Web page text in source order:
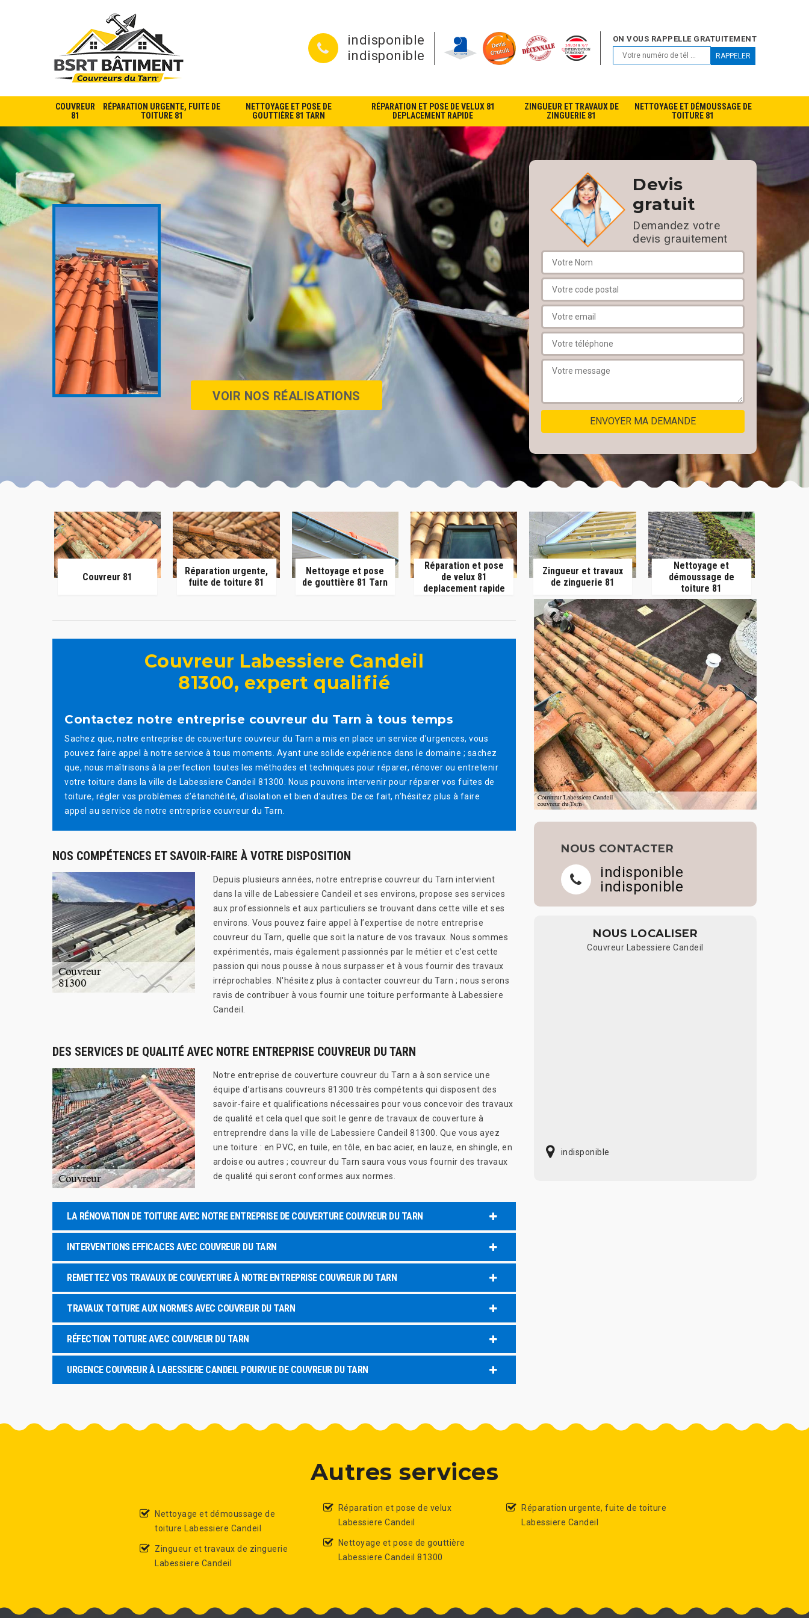
indisponible
indisponible
ON VOUS RAPPELLE GRATUITEMENT
COUVREUR
81
RÉPARATION URGENTE, FUITE DE
TOITURE 81
NETTOYAGE ET POSE DE
GOUTTIÈRE 81 TARN
RÉPARATION ET POSE DE VELUX 81
DEPLACEMENT RAPIDE
ZINGUEUR ET TRAVAUX DE
ZINGUERIE 81
NETTOYAGE ET DÉMOUSSAGE DE
TOITURE 81
VOIR NOS RÉALISATIONS
Devis
gratuit
Demandez votre
devis grauitement
Couvreur 81
Réparation urgente,
fuite de toiture 81
Nettoyage et pose
de gouttière 81 Tarn
Réparation et pose
de velux 81
deplacement rapide
Zingueur et travaux
de zinguerie 81
Nettoyage et
démoussage de
toiture 81
Couvreur Labessiere Candeil
81300, expert qualifié
Contactez notre entreprise couvreur du Tarn à tous temps
Sachez que, notre entreprise de couverture couvreur du Tarn a mis en place un service d’urgences, vous
pouvez faire appel à notre service à tous moments. Ayant une solide expérience dans le domaine ; sachez
que, nous maîtrisons à la perfection toutes les méthodes et techniques pour réparer, rénover ou entretenir
votre toiture dans la ville de Labessiere Candeil 81300. Nous pouvons intervenir pour réparer vos fuites de
toiture, régler vos problèmes d’étanchéité, d’isolation et bien d’autres. De ce fait, n’hésitez plus à faire
appel au service de notre entreprise couvreur du Tarn.
NOS COMPÉTENCES ET SAVOIR-FAIRE À VOTRE DISPOSITION
Depuis plusieurs années, notre entreprise couvreur du Tarn intervient
dans la ville de Labessiere Candeil et ses environs, propose ses services
aux professionnels et aux particuliers se trouvant dans cette ville et ses
environs. Vous pouvez faire appel à l’expertise de notre entreprise
couvreur du Tarn, quelle que soit la nature de vos travaux. Nous sommes
expérimentés, mais également passionnés par le métier et c’est cette
passion qui nous pousse à nous surpasser et à vous fournir des travaux
irréprochables. N'hésitez plus à contacter couvreur du Tarn ; nous serons
ravis de contribuer à vous fournir une toiture performante à Labessiere
Candeil.
DES SERVICES DE QUALITÉ AVEC NOTRE ENTREPRISE COUVREUR DU TARN
Notre entreprise de couverture couvreur du Tarn a à son service une
équipe d’artisans couvreurs 81300 très compétents qui disposent des
savoir-faire et qualifications nécessaires pour vous concevoir des travaux
de qualité et cela quel que soit le genre de travaux de couverture à
entreprendre dans la ville de Labessiere Candeil 81300. Que vous ayez
une toiture : en PVC, en tuile, en tôle, en bac acier, en lauze, en shingle, en
ardoise ou autres ; couvreur du Tarn saura vous vous fournir des travaux
de qualité qui seront conformes aux normes.
LA RÉNOVATION DE TOITURE AVEC NOTRE ENTREPRISE DE COUVERTURE COUVREUR DU TARN
INTERVENTIONS EFFICACES AVEC COUVREUR DU TARN
REMETTEZ VOS TRAVAUX DE COUVERTURE À NOTRE ENTREPRISE COUVREUR DU TARN
TRAVAUX TOITURE AUX NORMES AVEC COUVREUR DU TARN
RÉFECTION TOITURE AVEC COUVREUR DU TARN
URGENCE COUVREUR À LABESSIERE CANDEIL POURVUE DE COUVREUR DU TARN
NOUS CONTACTER
indisponible
indisponible
NOUS LOCALISER
Couvreur Labessiere Candeil
indisponible
Autres services
Nettoyage et démoussage de
toiture Labessiere Candeil
Zingueur et travaux de zinguerie
Labessiere Candeil
Réparation et pose de velux
Labessiere Candeil
Nettoyage et pose de gouttière
Labessiere Candeil 81300
Réparation urgente, fuite de toiture
Labessiere Candeil